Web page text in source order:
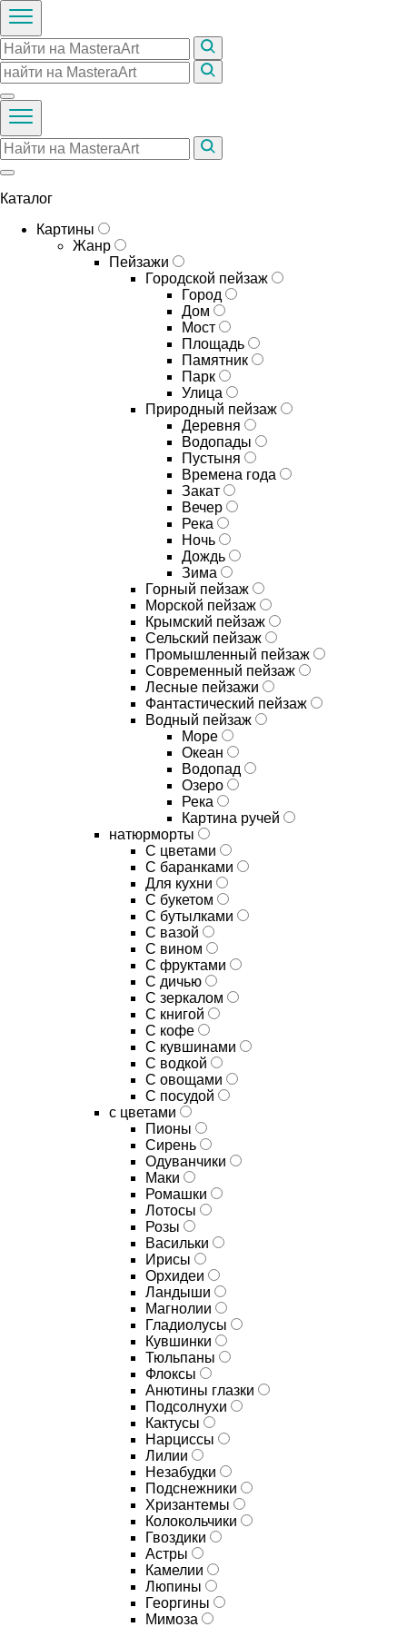
Каталог
Картины
Жанр
Пейзажи
Городской пейзаж
Город
Дом
Мост
Площадь
Памятник
Парк
Улица
Природный пейзаж
Деревня
Водопады
Пустыня
Времена года
Закат
Вечер
Река
Ночь
Дождь
Зима
Горный пейзаж
Морской пейзаж
Крымский пейзаж
Сельский пейзаж
Промышленный пейзаж
Современный пейзаж
Лесные пейзажи
Фантастический пейзаж
Водный пейзаж
Море
Океан
Водопад
Озеро
Река
Картина ручей
натюрморты
С цветами
С баранками
Для кухни
C букетом
C бутылками
C вазой
C вином
C фруктами
C дичью
C зеркалом
C книгой
C кофе
C кувшинами
C водкой
C овощами
C посудой
с цветами
Пионы
Сирень
Одуванчики
Маки
Ромашки
Лотосы
Розы
Васильки
Ирисы
Орхидеи
Ландыши
Магнолии
Гладиолусы
Кувшинки
Тюльпаны
Флоксы
Анютины глазки
Подсолнухи
Кактусы
Нарциссы
Лилии
Незабудки
Подснежники
Хризантемы
Колокольчики
Гвоздики
Астры
Камелии
Люпины
Георгины
Мимоза